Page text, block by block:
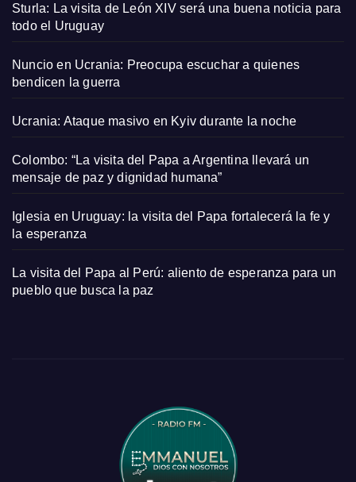
Sturla: La visita de León XIV será una buena noticia para
todo el Uruguay
Nuncio en Ucrania: Preocupa escuchar a quienes
bendicen la guerra
Ucrania: Ataque masivo en Kyiv durante la noche
Colombo: “La visita del Papa a Argentina llevará un
mensaje de paz y dignidad humana”
Iglesia en Uruguay: la visita del Papa fortalecerá la fe y
la esperanza
La visita del Papa al Perú: aliento de esperanza para un
pueblo que busca la paz